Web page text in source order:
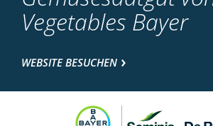
Vegetables Bayer
WEBSITE BESUCHEN